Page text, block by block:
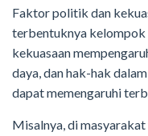
Faktor politik dan
terbentuknya kelompok
kekuasaan
daya, dan hak-hak
dapat memengaruhi
Misalnya, di